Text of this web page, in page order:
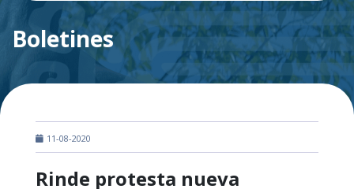
Boletines
11-08-2020
Rinde protesta nueva